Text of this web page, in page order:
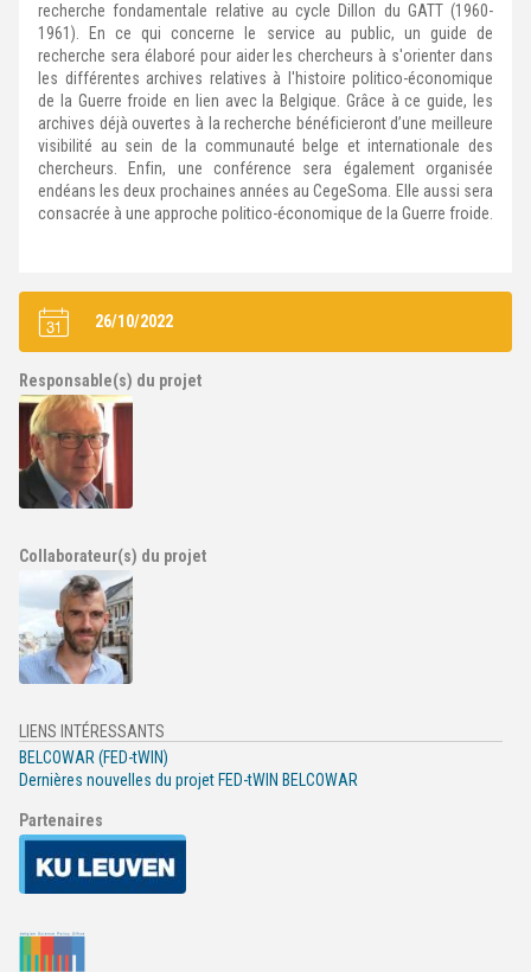
recherche fondamentale relative au cycle Dillon du GATT (1960-
1961). En ce qui concerne le service au public, un guide de
recherche sera élaboré pour aider les chercheurs à s'orienter dans
les différentes archives relatives à l'histoire politico-économique
de la Guerre froide en lien avec la Belgique. Grâce à ce guide, les
archives déjà ouvertes à la recherche bénéficieront d’une meilleure
visibilité au sein de la communauté belge et internationale des
chercheurs. Enfin, une conférence sera également organisée
endéans les deux prochaines années au CegeSoma. Elle aussi sera
consacrée à une approche politico-économique de la Guerre froide.
26/10/2022
Responsable(s) du projet
Collaborateur(s) du projet
LIENS INTÉRESSANTS
BELCOWAR (FED-tWIN)
Dernières nouvelles du projet FED-tWIN BELCOWAR
Partenaires